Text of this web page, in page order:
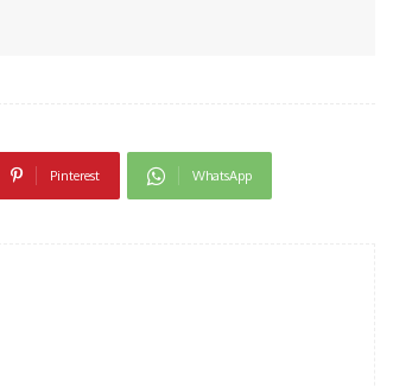
Pinterest WhatsApp